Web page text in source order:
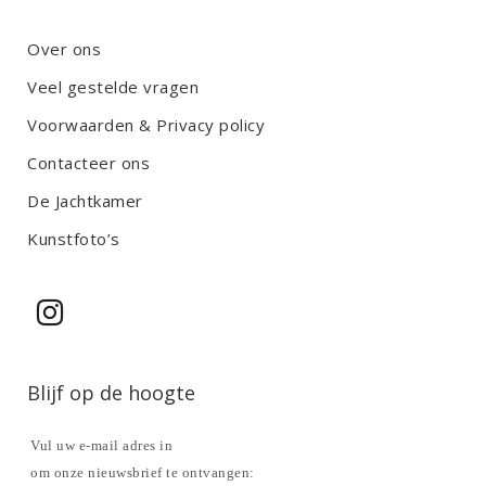
Over ons
Veel gestelde vragen
Voorwaarden & Privacy policy
Contacteer ons
De Jachtkamer
Kunstfoto’s
Blijf op de hoogte
Vul uw e-mail adres in
om onze nieuwsbrief te ontvangen: